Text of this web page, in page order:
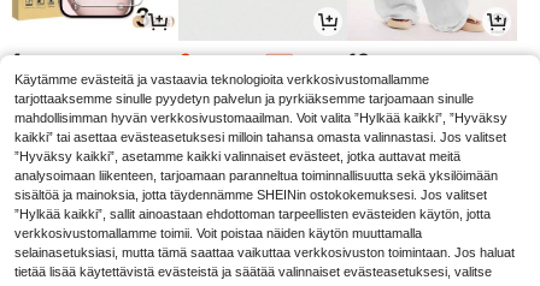
4 6 13
Käytämme evästeitä ja vastaavia teknologioita verkkosivustomallamme
tarjottaaksemme sinulle pyydetyn palvelun ja pyrkiäksemme tarjoamaan sinulle
mahdollisimman hyvän verkkosivustomaailman. Voit valita ”Hylkää kaikki”, ”Hyväksy
kaikki” tai asettaa evästeasetuksesi milloin tahansa omasta valinnastasi. Jos valitset
”Hyväksy kaikki”, asetamme kaikki valinnaiset evästeet, jotka auttavat meitä
analysoimaan liikenteen, tarjoamaan paranneltua toiminnallisuutta sekä yksilöimään
sisältöä ja mainoksia, jotta täydennämme SHEINin ostokokemuksesi. Jos valitset
”Hylkää kaikki”, sallit ainoastaan ehdottoman tarpeellisten evästeiden käytön, jotta
verkkosivustomallamme toimii. Voit poistaa näiden käytön muuttamalla
selainasetuksiasi, mutta tämä saattaa vaikuttaa verkkosivuston toimintaan. Jos haluat
tietää lisää käytettävistä evästeistä ja säätää valinnaiset evästeasetuksesi, valitse